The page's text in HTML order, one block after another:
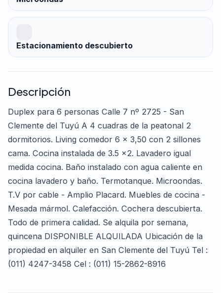
Estacionamiento descubierto
Descripción
Duplex para 6 personas Calle 7 nº 2725 - San
Clemente del Tuyú A 4 cuadras de la peatonal 2
dormitorios. Living comedor 6 x 3,50 con 2 sillones
cama. Cocina instalada de 3.5 x2. Lavadero igual
medida cocina. Baño instalado con agua caliente en
cocina lavadero y baño. Termotanque. Microondas.
T.V por cable - Amplio Placard. Muebles de cocina -
Mesada mármol. Calefacción. Cochera descubierta.
Todo de primera calidad. Se alquila por semana,
quincena DISPONIBLE ALQUILADA Ubicación de la
propiedad en alquiler en San Clemente del Tuyú Tel :
(011) 4247-3458 Cel : (011) 15-2862-8916